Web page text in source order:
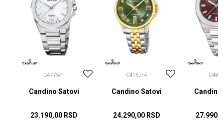
C4775/1
Candino Satovi
23.190,00 RSD
C4767/4
Candino Satovi
24.290,00 RSD